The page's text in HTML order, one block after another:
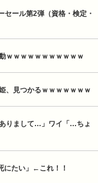
セール第2弾（資格・検定・
ｗｗｗｗｗｗｗｗｗｗｗ
、見つかるｗｗｗｗｗｗｗ
りまして…」ワイ「…ちょ
にたい」←これ！！